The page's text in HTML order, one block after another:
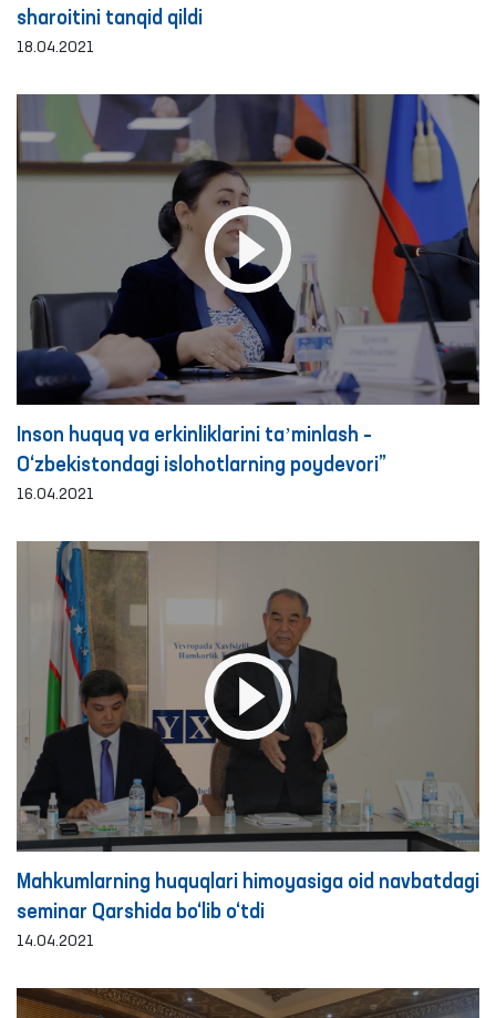
sharoitini tanqid qildi
18.04.2021
Inson huquq va erkinliklarini taʼminlash –
O‘zbekistondagi islohotlarning poydevori”
16.04.2021
Mahkumlarning huquqlari himoyasiga oid navbatdagi
seminar Qarshida bo‘lib o‘tdi
14.04.2021